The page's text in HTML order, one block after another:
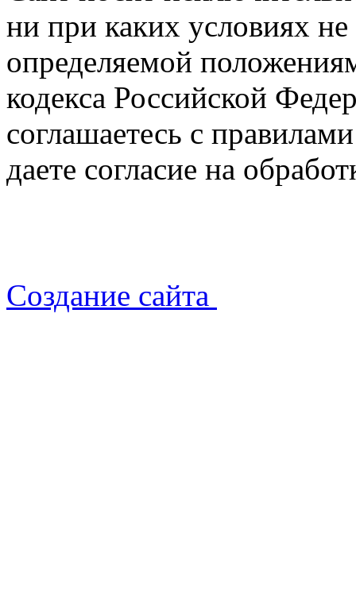
ни при каких условиях
определяемой
кодекса Российской
соглашаетесь с
даете согласие на
Создание сайта